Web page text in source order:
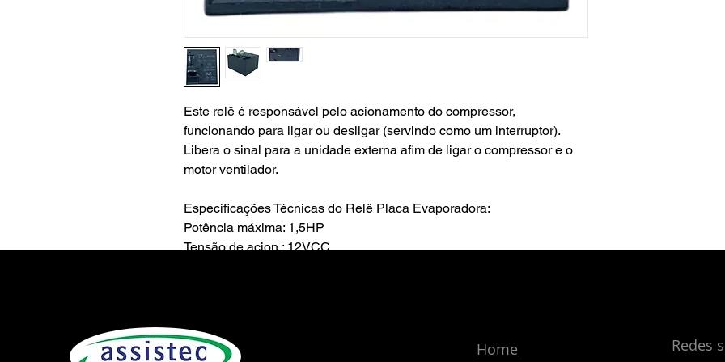
Este relê é responsável pelo acionamento do compressor,
funcionando para ligar ou desligar (servindo como um interruptor).
Libera o sinal para a unidade externa afim de ligar o compressor e o
motor ventilador.
Especificações Técnicas do Relê Placa Evaporadora:
Potência máxima: 1,5HP
Tensão de acion.: 12VCC
Ainda não há avaliações
Home Redes